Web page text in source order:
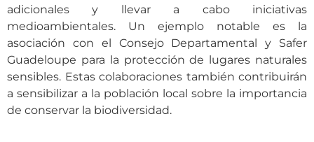
adicionales y llevar a cabo iniciativas
medioambientales. Un ejemplo notable es la
asociación con el Consejo Departamental y Safer
Guadeloupe para la protección de lugares naturales
sensibles. Estas colaboraciones también contribuirán
a sensibilizar a la población local sobre la importancia
de conservar la biodiversidad.